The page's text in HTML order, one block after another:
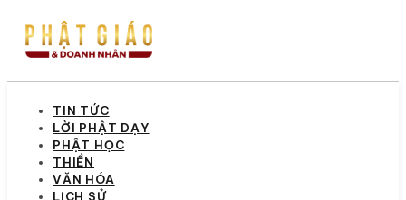
TIN TỨC
LỜI PHẬT DẠY
PHẬT HỌC
THIỀN
VĂN HÓA
LỊCH SỬ